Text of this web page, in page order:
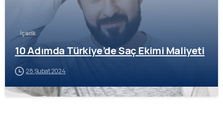
İçerik
10 Adımda Türkiye’de Saç Ekimi Maliyeti
28 Şubat 2024